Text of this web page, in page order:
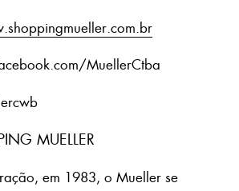
MuellerCtba
MUELLER
em 1983, o Mueller se